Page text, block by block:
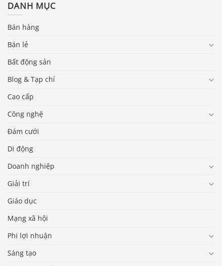
DANH MỤC
Bán hàng
Bán lẻ
Bất động sản
Blog & Tạp chí
Cao cấp
Công nghệ
Đám cưới
Di động
Doanh nghiệp
Giải trí
Giáo dục
Mạng xã hội
Phi lợi nhuận
Sáng tạo